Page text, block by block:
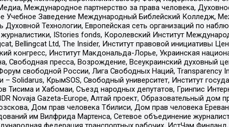
Международное партнерство за права человека,
Учебное Заведение Международный Библейский Колледж,
Духовной Технологии, Европейская сеть организаций по
IStories fonds, Королевский Институт
Bellingcat Ltd, The Insider, Институт правовой инициативы
конгресс, Институт Макдональда-Лорье, Украинская
пресса, Возрождение, Всеукраинский духовный
свободной России, Лига Свободных Наций, Transparеncy
Solidarus, КрымSOS, Свободный университет, Институт
Тисима и Хабомаи, Съезд народных депутатов, Гринпис
Novaja Gazeta-Europe, Алтай проект, Образовательный дом
Дом прав человека Тбилиси, Дом прав человека
им Вилфрида Мартенса, Сетевое объединение